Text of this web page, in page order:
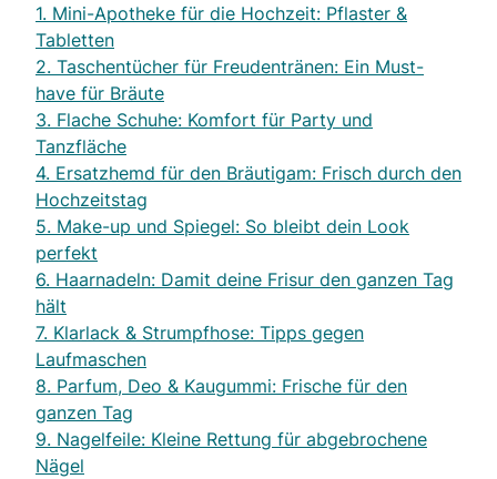
1. Mini-Apotheke für die Hochzeit: Pflaster &
Tabletten
2. Taschentücher für Freudentränen: Ein Must-
have für Bräute
3. Flache Schuhe: Komfort für Party und
Tanzfläche
4. Ersatzhemd für den Bräutigam: Frisch durch den
Hochzeitstag
5. Make-up und Spiegel: So bleibt dein Look
perfekt
6. Haarnadeln: Damit deine Frisur den ganzen Tag
hält
7. Klarlack & Strumpfhose: Tipps gegen
Laufmaschen
8. Parfum, Deo & Kaugummi: Frische für den
ganzen Tag
9. Nagelfeile: Kleine Rettung für abgebrochene
Nägel